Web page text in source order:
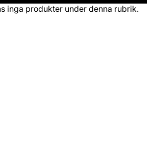
inga produkter under denna rubrik.